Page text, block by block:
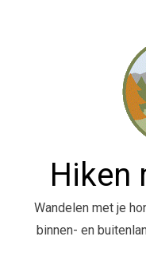
Hiken
Wandelen met je
binnen- en